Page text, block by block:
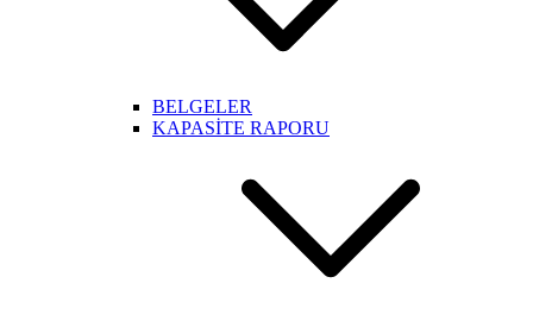
BELGELER
KAPASİTE RAPORU